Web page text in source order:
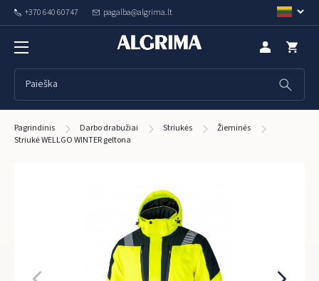
+370 640 60747 pagalba@algrima.lt
Pagrindinis Darbo drabužiai Striukės
Žieminės
Striukė WELLGO WINTER geltona